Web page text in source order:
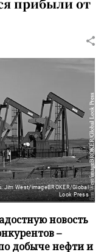
прибыли от
Jim West/imageBROKER/Global
Look Press
новость
–
добыче нефти и